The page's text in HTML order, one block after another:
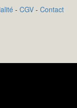
- CGV - Contact